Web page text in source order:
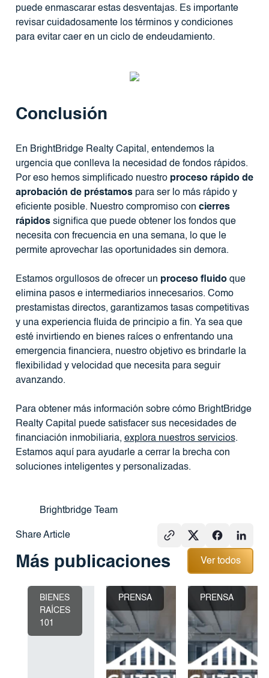
Brightbridge Team
Share Article
puede enmascarar estas desventajas. Es importante
revisar cuidadosamente los términos y condiciones
para evitar caer en un ciclo de endeudamiento.
Conclusión
En BrightBridge Realty Capital, entendemos la
urgencia que conlleva la necesidad de fondos rápidos.
Por eso hemos simplificado nuestro proceso rápido de
aprobación de préstamospara ser lo más rápido y
eficiente posible. Nuestro compromiso con cierres
rápidossignifica que puede obtener los fondos que
necesita con frecuencia en una semana, lo que le
permite aprovechar las oportunidades sin demora.
Estamos orgullosos de ofrecer un proceso fluidoque
elimina pasos e intermediarios innecesarios. Como
prestamistas directos, garantizamos tasas competitivas
y una experiencia fluida de principio a fin. Ya sea que
esté invirtiendo en bienes raíces o enfrentando una
emergencia financiera, nuestro objetivo es brindarle la
flexibilidad y velocidad que necesita para seguir
avanzando.
Para obtener más información sobre cómo BrightBridge
Realty Capital puede satisfacer sus necesidades de
financiación inmobiliaria, explora nuestros servicios.
Estamos aquí para ayudarle a cerrar la brecha con
soluciones inteligentes y personalizadas.
Más publicaciones
Ver todos
Ver todos
BIENES
RAÍCES
101
PRENSA PRENSA